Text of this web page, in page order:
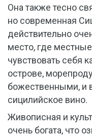
Она также тесно
но современная
действительно
место, где
чувствовать себя
острове,
божественными, и
сицилийское вино.
Живописная и
очень богата, что